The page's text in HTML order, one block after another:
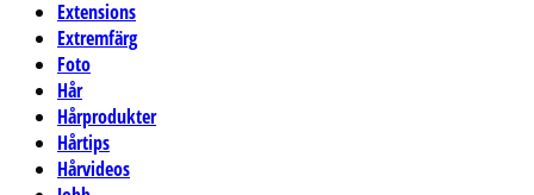
Extensions
Extremfärg
Foto
Hår
Hårprodukter
Hårtips
Hårvideos